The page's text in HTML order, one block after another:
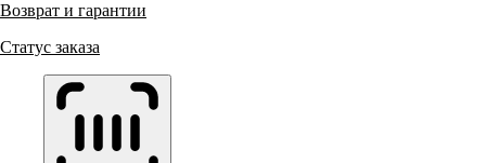
Возврат и гарантии
Статус заказа